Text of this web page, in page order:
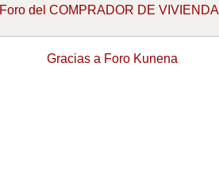
Foro del COMPRADOR DE VIVIENDA
Gracias a Foro Kunena